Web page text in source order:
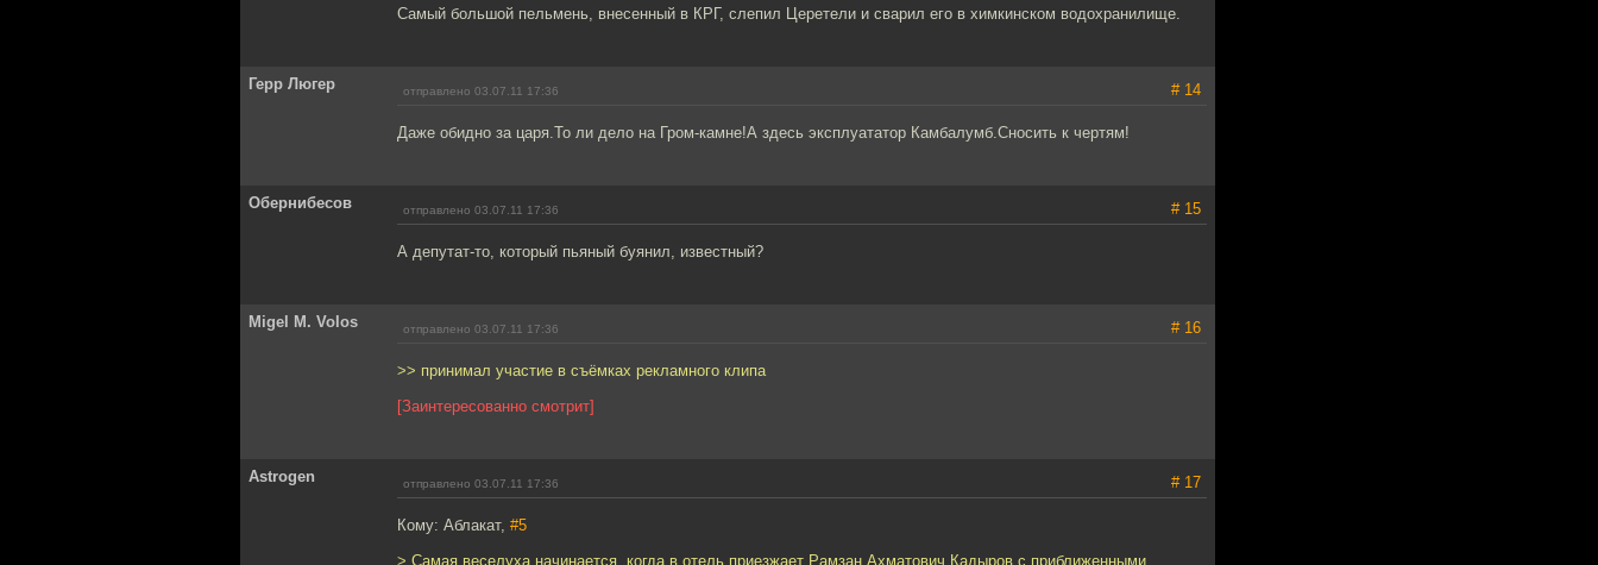
Самый большой пельмень, внесенный в КРГ, слепил Церетели и сварил его в химкинском водохранилище.
Герр Люгер отправлено 03.07.11 17:36 # 14
Даже обидно за царя.То ли дело на Гром-камне!А здесь эксплуататор Камбалумб.Сносить к чертям!
Обернибесов отправлено 03.07.11 17:36 # 15
А депутат-то, который пьяный буянил, известный?
Migel M. Volos отправлено 03.07.11 17:36 # 16
>> принимал участие в съёмках рекламного клипа
[Заинтересованно смотрит]
Astrogen отправлено 03.07.11 17:36 # 17
Кому: Аблакат, #5
> Самая веселуха начинается, когда в отель приезжает Рамзан Ахматович Кадыров с приближенными.